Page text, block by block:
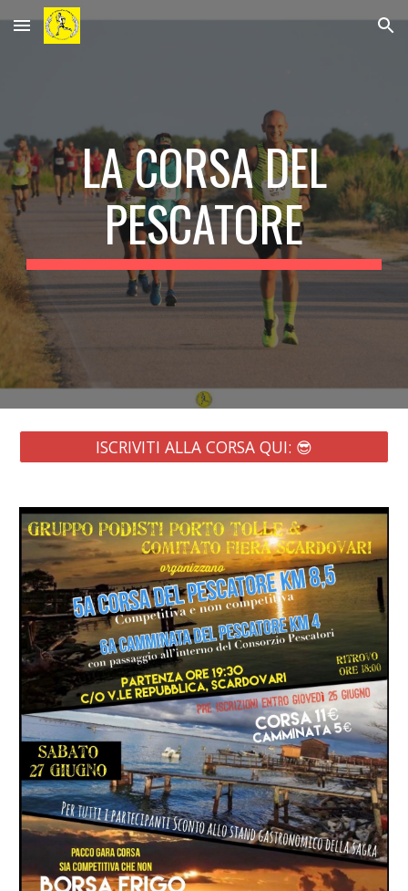
Skip to main content Skip to navigation
LA CORSA DEL
PESCATORE
ISCRIVITI ALLA CORSA QUI: 😎